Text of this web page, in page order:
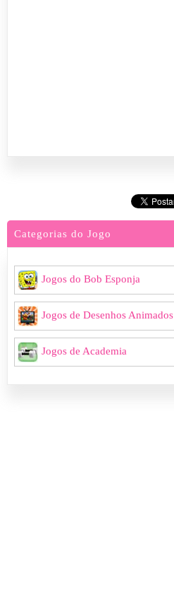
Categorias do Jogo
Jogos do Bob Esponja
Jogos de Desenhos Animados
Jogos de Academia